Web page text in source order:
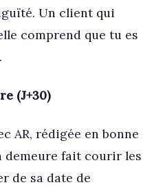
Un client qui
comprend que tu es
(J+30)
AR, rédigée en bonne
demeure fait courir les
de sa date de